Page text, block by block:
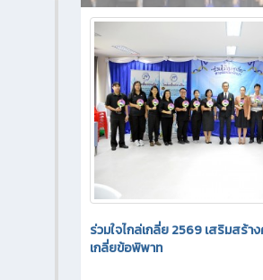
ร่วมใจไกล่เกลี่ย 2569 เสริมสร้า
เกลี่ยข้อพิพาท